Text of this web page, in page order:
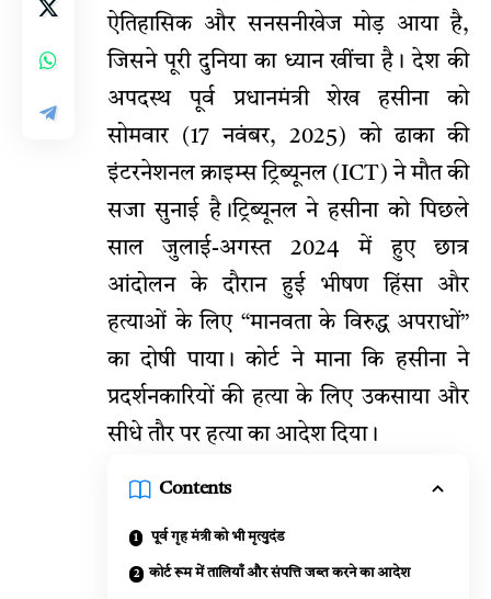
ऐतिहासिक और सनसनीखेज मोड़ आया है,
जिसने पूरी दुनिया का ध्यान खींचा है। देश की
अपदस्थ पूर्व प्रधानमंत्री शेख हसीना को
सोमवार (17 नवंबर, 2025) को ढाका की
इंटरनेशनल क्राइम्स ट्रिब्यूनल (ICT) ने मौत की
सजा सुनाई है।ट्रिब्यूनल ने हसीना को पिछले
साल जुलाई-अगस्त 2024 में हुए छात्र
आंदोलन के दौरान हुई भीषण हिंसा और
हत्याओं के लिए “मानवता के विरुद्ध अपराधों”
का दोषी पाया। कोर्ट ने माना कि हसीना ने
प्रदर्शनकारियों की हत्या के लिए उकसाया और
सीधे तौर पर हत्या का आदेश दिया।
Contents
पूर्व गृह मंत्री को भी मृत्युदंड
कोर्ट रूम में तालियाँ और संपत्ति जब्त करने का आदेश